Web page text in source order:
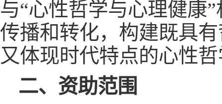
与“心性哲学与心理健康
传播和转化，构建既具
又体现时代特点的心性
二、资助范围